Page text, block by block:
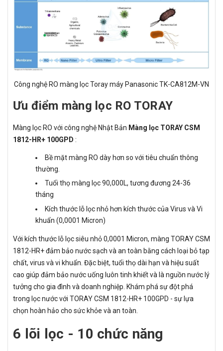
Công nghệ RO màng lọc Toray máy Panasonic TK-CA812M-VN
Ưu điểm màng lọc RO TORAY
Màng lọc RO với công nghệ Nhật Bản Màng lọc TORAY CSM
1812-HR+ 100GPD :
Bề mặt màng RO dày hơn so với tiêu chuẩn thông
thường.
Tuổi thọ màng lọc 90,000L, tương đương 24-36
tháng
Kích thước lỗ lọc nhỏ hơn kích thước của Virus và Vi
khuẩn (0,0001 Micron)
Với kích thước lỗ lọc siêu nhỏ 0,0001 Micron, màng TORAY CSM
1812-HR+ đảm bảo nước sạch và an toàn bằng cách loại bỏ tạp
chất, virus và vi khuẩn. Đặc biệt, tuổi thọ dài hạn và hiệu suất
cao giúp đảm bảo nước uống luôn tinh khiết và là nguồn nước lý
tưởng cho gia đình và doanh nghiệp. Khám phá sự đột phá
trong lọc nước với TORAY CSM 1812-HR+ 100GPD - sự lựa
chọn hoàn hảo cho sức khỏe và an toàn.
6 lõi lọc - 10 chức năng